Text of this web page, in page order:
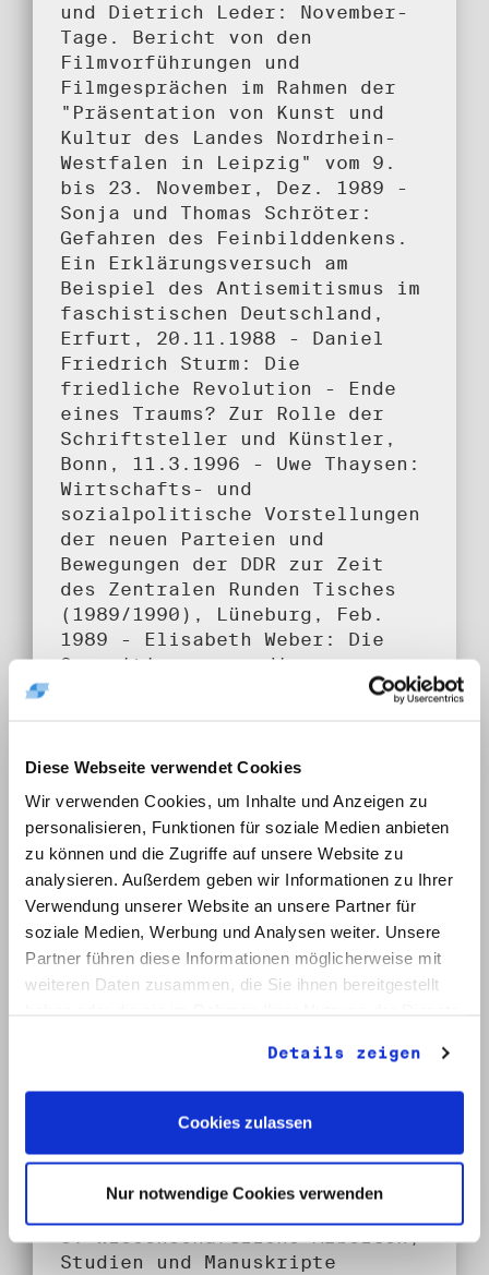
Diese Webseite verwendet Cookies
Wir verwenden Cookies, um Inhalte und Anzeigen zu
personalisieren, Funktionen für soziale Medien anbieten
zu können und die Zugriffe auf unsere Website zu
analysieren. Außerdem geben wir Informationen zu Ihrer
Verwendung unserer Website an unsere Partner für
soziale Medien, Werbung und Analysen weiter. Unsere
Partner führen diese Informationen möglicherweise mit
weiteren Daten zusammen, die Sie ihnen bereitgestellt
Details zeigen
Cookies zulassen
Nur notwendige Cookies verwenden
und Dietrich Leder: November-
Tage. Bericht von den
Filmvorführungen und
Filmgesprächen im Rahmen der
"Präsentation von Kunst und
Kultur des Landes Nordrhein-
Westfalen in Leipzig" vom 9.
bis 23. November, Dez. 1989 -
Sonja und Thomas Schröter:
Gefahren des Feinbilddenkens.
Ein Erklärungsversuch am
Beispiel des Antisemitismus im
faschistischen Deutschland,
Erfurt, 20.11.1988 - Daniel
Friedrich Sturm: Die
friedliche Revolution - Ende
eines Traums? Zur Rolle der
Schriftsteller und Künstler,
Bonn, 11.3.1996 - Uwe Thaysen:
Wirtschafts- und
sozialpolitische Vorstellungen
der neuen Parteien und
Bewegungen der DDR zur Zeit
des Zentralen Runden Tisches
(1989/1990), Lüneburg, Feb.
1989 - Elisabeth Weber: Die
Opposition gegen die
Thesen zum Verhältnis der
Grünen zur demokratischen
Opposition in Osteuropa,
19.1.1986 - Herbert Weißhuhn,
Anmerkungen zu: Walter
Seifert: In sowjetischer
Kriegsgefangenschaft, o. D. -
o. A.: Die Deutschlandpolitik
der verschiedenen Kräfte
innerhalb der Grünen unter
ihres Verhältnisses zur
Staatsmacht und Opposition in
der DDR, o. D.
1 Bd.
8. Wissenschaftliche Arbeiten,
Studien und Manuskripte